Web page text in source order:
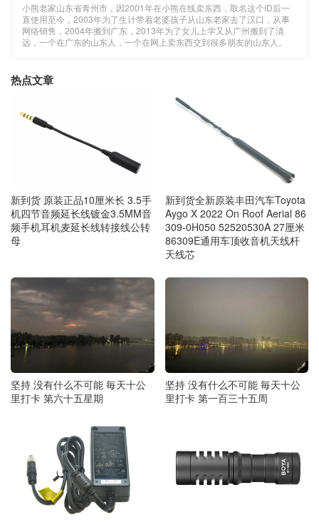
小熊老家山东省青州市，因2001年在小熊在线卖东西，取名这个ID后一
直使用至今，2003年为了生计带着老婆孩子从山东老家去了汉口，从事
网络销售，2004年搬到广东，2013年为了女儿上学又从广州搬到了清
远，一个在广东的山东人，一个在网上卖东西交到很多朋友的山东人。
热点文章
新到货 原装正品10厘米长 3.5手
机四节音频延长线镀金3.5MM音
频手机耳机麦延长线转接线公转
母
新到货全新原装丰田汽车Toyota
Aygo X 2022 On Roof Aerial 86
309-0H050 52520530A 27厘米
86309E通用车顶收音机天线杆
天线芯
坚持 没有什么不可能 毎天十公
里打卡 第六十五星期
坚持 没有什么不可能 毎天十公
里打卡 第一百三十五周